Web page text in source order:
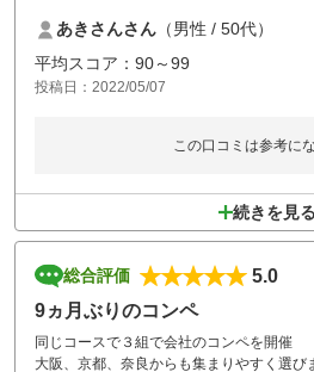
く久々に面白かったです。
今回は、安価プランでしたが、通常はそれ
ーズナブルだったら、定期的に遠方ですが
んなリベンジしたいとのことでしたので是
あきさんさん （男性 / 50代）
平均スコア：90～99
投稿日：2022/05/07
この口コミは参考に
続きを見る
総合評価
5.0
9ヵ月ぶりのコンペ
同じコースで３組で会社のコンペを開催
大阪、京都、奈良からも集まりやすく選び